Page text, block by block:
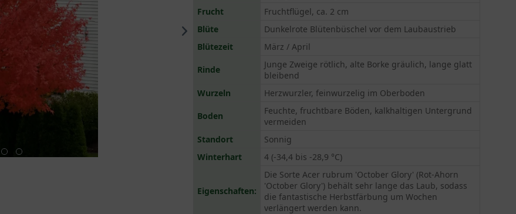
Frucht
Fruchtflügel, ca. 2 cm
Blüte
Dunkelrote Blütenbüschel vor dem Laubaustrieb
Blütezeit
März / April
Rinde
Junge Zweige rötlich, alte Borke gräulich, lange glatt
bleibend
Wurzeln
Herzwurzler, feinwurzelig im Oberboden
Boden
Feuchte, fruchtbare Böden, kalkhaltigen Untergrund
vermeiden
Standort
Sonnig
Winterhart
4 (-34,4 bis -28,9 °C)
Eigenschaften:
Die Sorte Acer rubrum 'October Glory' (Rot-Ahorn
'October Glory') behält sehr lange das Laub, sodass
die fantastische Herbstfärbung um Wochen
verlängert werden kann.